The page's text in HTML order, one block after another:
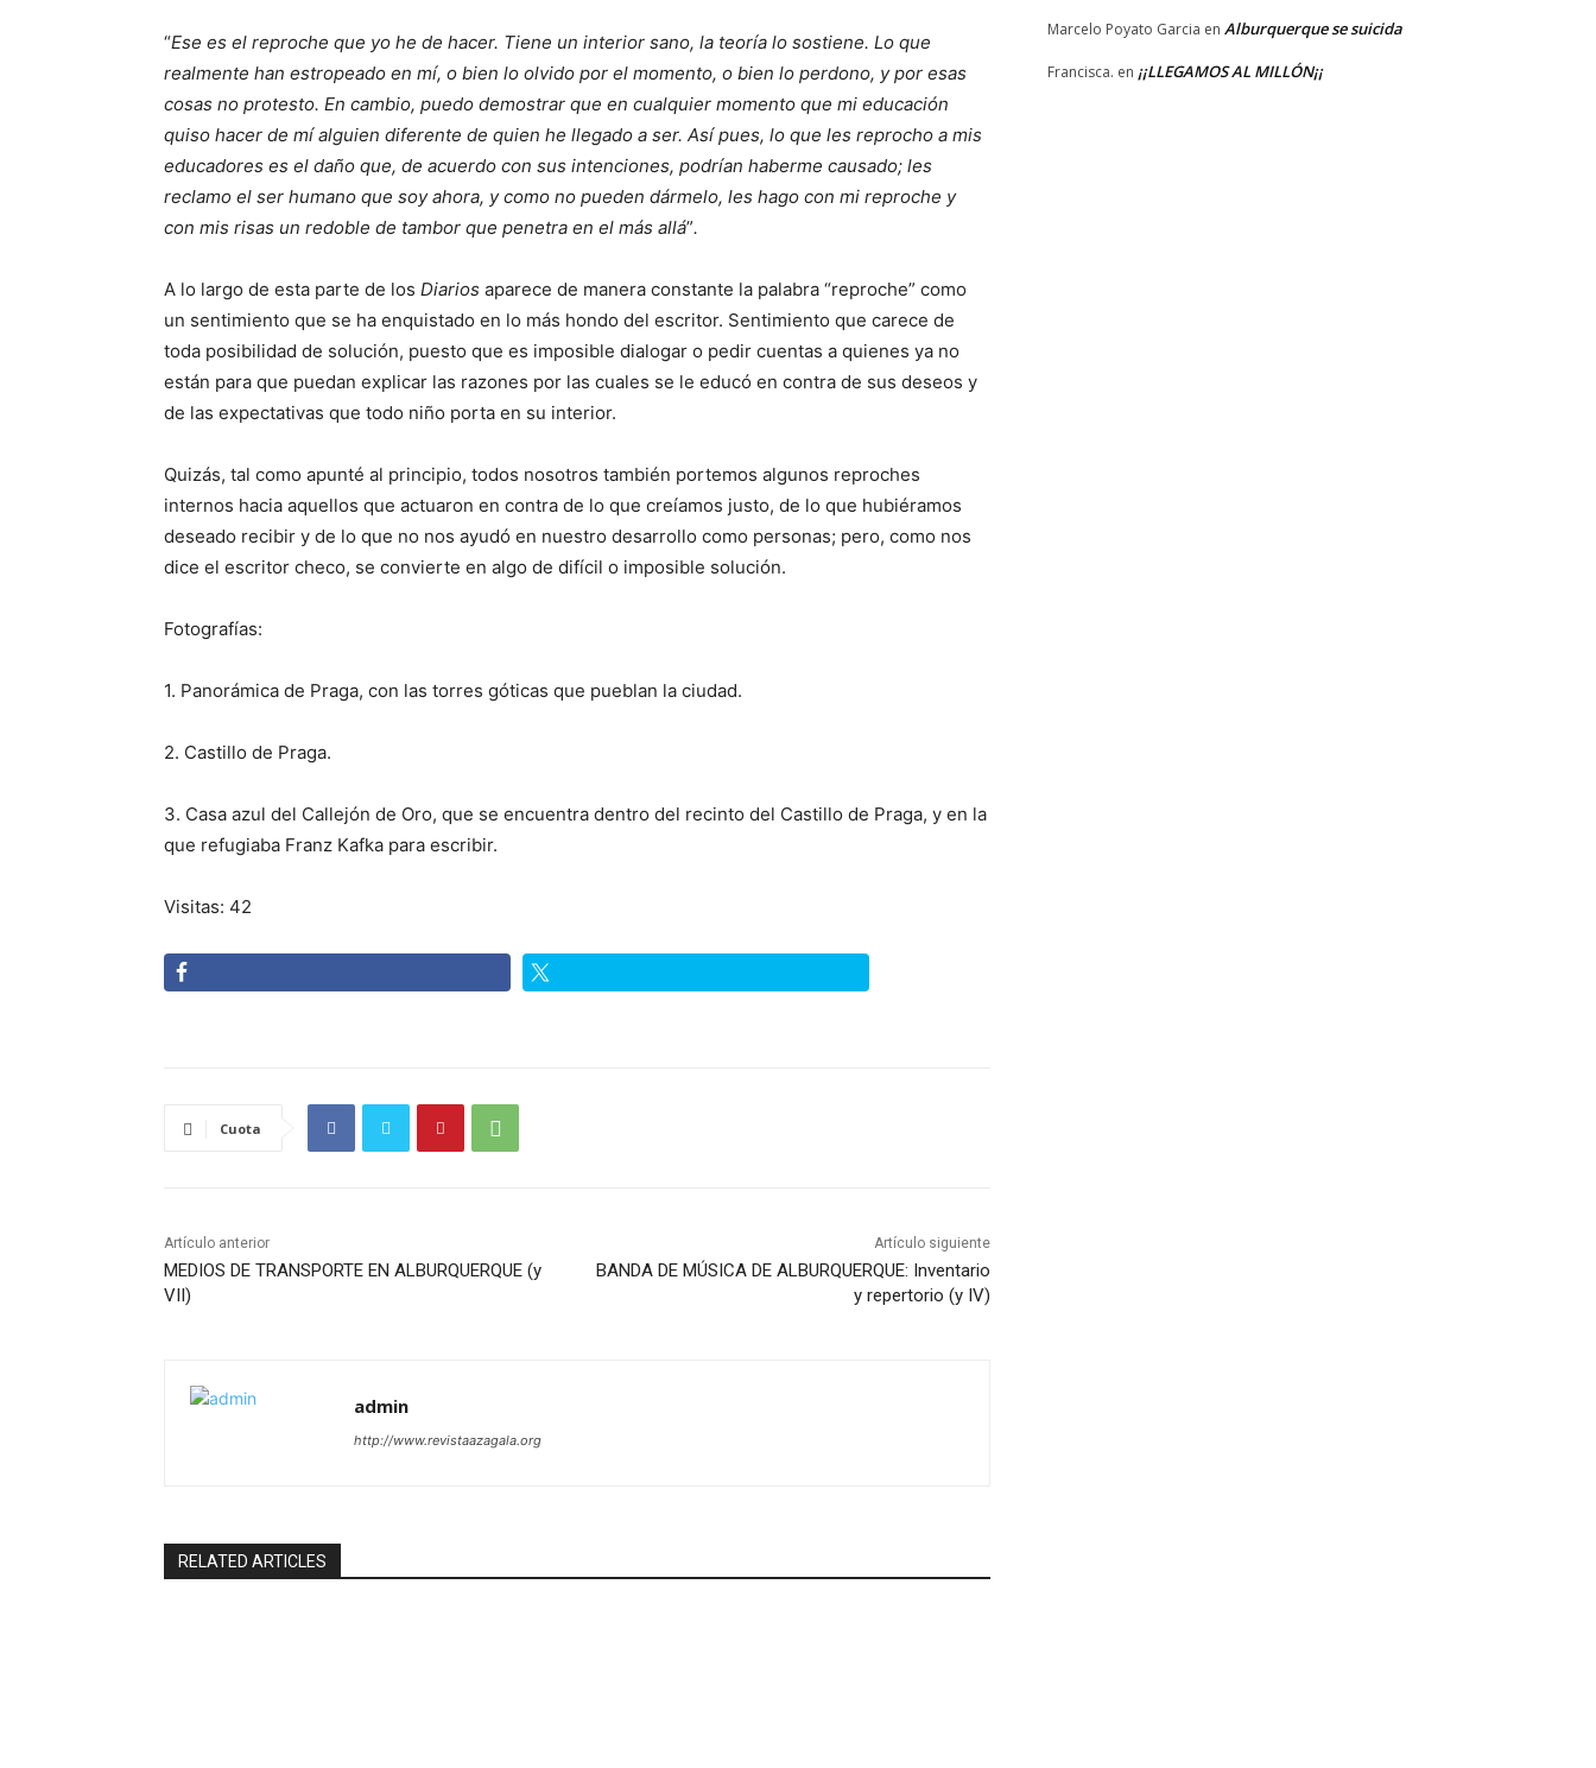
“Ese es el reproche que yo he de hacer. Tiene un interior sano, la teoría lo sostiene. Lo que
realmente han estropeado en mí, o bien lo olvido por el momento, o bien lo perdono, y por esas
cosas no protesto. En cambio, puedo demostrar que en cualquier momento que mi educación
quiso hacer de mí alguien diferente de quien he llegado a ser. Así pues, lo que les reprocho a mis
educadores es el daño que, de acuerdo con sus intenciones, podrían haberme causado; les
reclamo el ser humano que soy ahora, y como no pueden dármelo, les hago con mi reproche y
con mis risas un redoble de tambor que penetra en el más allá”.
A lo largo de esta parte de los Diarios aparece de manera constante la palabra “reproche” como
un sentimiento que se ha enquistado en lo más hondo del escritor. Sentimiento que carece de
toda posibilidad de solución, puesto que es imposible dialogar o pedir cuentas a quienes ya no
están para que puedan explicar las razones por las cuales se le educó en contra de sus deseos y
de las expectativas que todo niño porta en su interior.
Quizás, tal como apunté al principio, todos nosotros también portemos algunos reproches
internos hacia aquellos que actuaron en contra de lo que creíamos justo, de lo que hubiéramos
deseado recibir y de lo que no nos ayudó en nuestro desarrollo como personas; pero, como nos
dice el escritor checo, se convierte en algo de difícil o imposible solución.
Fotografías:
1. Panorámica de Praga, con las torres góticas que pueblan la ciudad.
2. Castillo de Praga.
3. Casa azul del Callejón de Oro, que se encuentra dentro del recinto del Castillo de Praga, y en la
que refugiaba Franz Kafka para escribir.
Visitas: 42
Cuota
Artículo anterior
MEDIOS DE TRANSPORTE EN ALBURQUERQUE (y
VII)
Artículo siguiente
BANDA DE MÚSICA DE ALBURQUERQUE: Inventario
y repertorio (y IV)
admin
http://www.revistaazagala.org
RELATED ARTICLES
Marcelo Poyato Garcia en Alburquerque se suicida
Francisca. en ¡¡LLEGAMOS AL MILLÓN¡¡